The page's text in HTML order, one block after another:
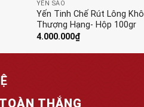
YẾN SÀO
Yến Tinh Chế Rút Lông Khô
Thượng Hạng- Hộp 100gr
4.000.000₫
THẮNG